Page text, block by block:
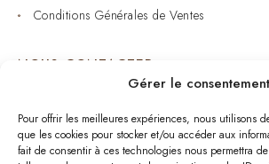
Gérer le consentement
Pour offrir les meilleures expériences, nous utilisons
que les cookies pour stocker et/ou accéder aux
fait de consentir à ces technologies nous permettra
Conditions Générales de Ventes
NOUS CONTACTER
Bijouterie : 05 53 53 64 11